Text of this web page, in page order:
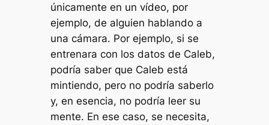
únicamente en un vídeo, por
ejemplo, de alguien hablando a
una cámara. Por ejemplo, si se
entrenara con los datos de Caleb,
podría saber que Caleb está
mintiendo, pero no podría saberlo
y, en esencia, no podría leer su
mente. En ese caso, se necesita,